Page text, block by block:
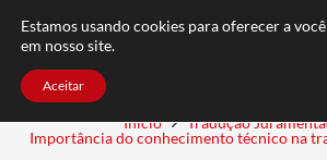
FAQ TRABALHE
Início
Tradução
Importância do conhecimento técnico na
Estamos usando cookies para oferecer a
em nosso site.
Aceitar